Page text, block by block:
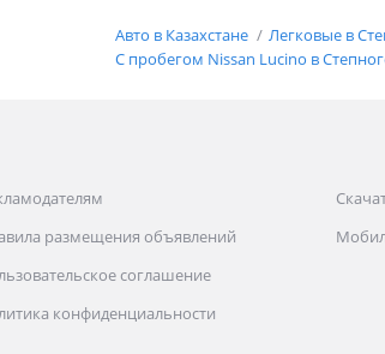
так что делайте выводы.
Авто в Казахстане Легковые в
С пробегом Nissan Lucino в
размещения объявлений
соглашение
конфиденциальности